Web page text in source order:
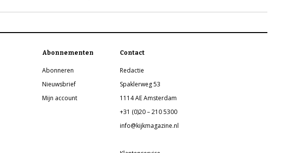
Abonnementen
Abonneren
Nieuwsbrief
Mijn account
Contact
Redactie
Spaklerweg 53
1114 AE Amsterdam
+31 (0)20 – 210 5300
info@kijkmagazine.nl